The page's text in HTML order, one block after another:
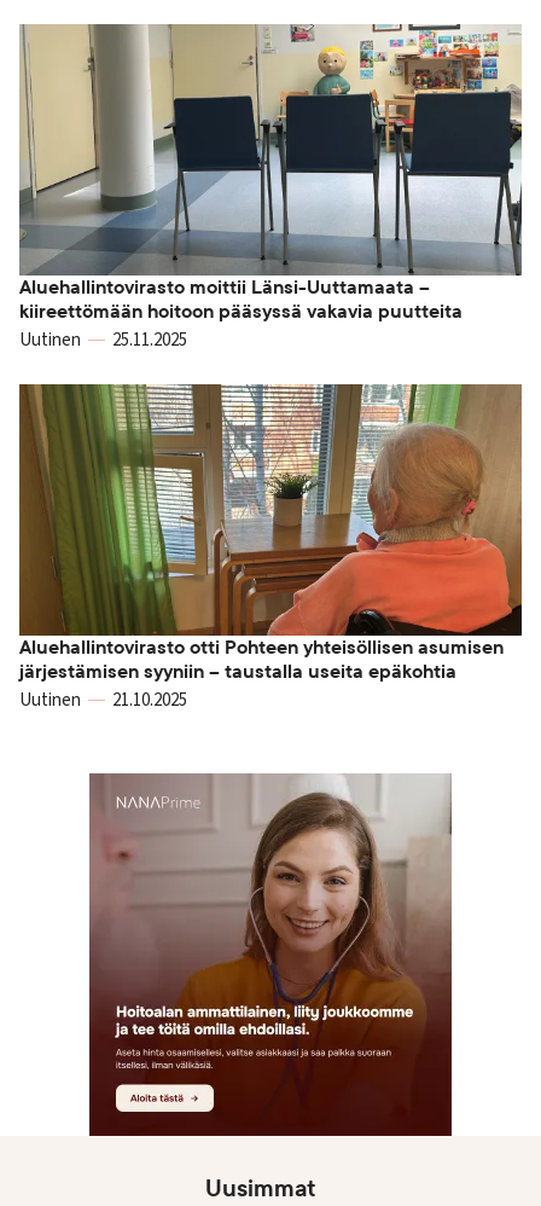
Aluehallintovirasto moittii Länsi-Uuttamaata –
kiireettömään hoitoon pääsyssä vakavia puutteita
Uutinen 25.11.2025
Aluehallintovirasto otti Pohteen yhteisöllisen asumisen
järjestämisen syyniin – taustalla useita epäkohtia
Uutinen 21.10.2025
Uusimmat